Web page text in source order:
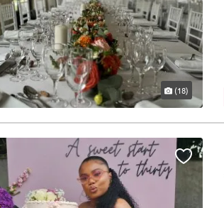
(18)